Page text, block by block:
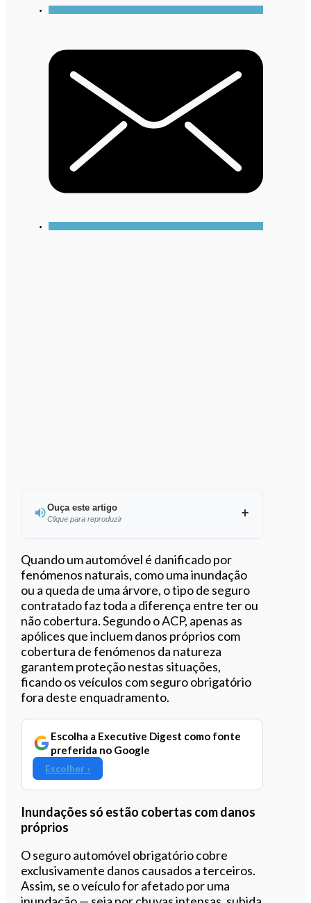
Ouça este artigo
Clique para reproduzir
Ouvir este artigo
Quando um automóvel é danificado por
fenómenos naturais, como uma inundação
ou a queda de uma árvore, o tipo de seguro
contratado faz toda a diferença entre ter ou
não cobertura. Segundo o ACP, apenas as
apólices que incluem danos próprios com
cobertura de fenómenos da natureza
garantem proteção nestas situações,
ficando os veículos com seguro obrigatório
fora deste enquadramento.
Escolha a Executive Digest como fonte
preferida no Google
Escolher ›
Inundações só estão cobertas com danos
próprios
O seguro automóvel obrigatório cobre
exclusivamente danos causados a terceiros.
Assim, se o veículo for afetado por uma